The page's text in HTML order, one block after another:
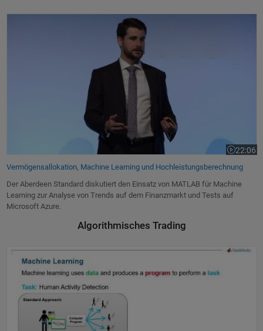
Vermögensallokation, Machine Learning und
22:06
Dauer
Vermögensallokation, Machine Learning und Hochleistungsberechnung
Der Aberdeen Standard diskutiert den Einsatz von MATLAB für Machine
Learning zur Analyse von Trends auf dem Finanzmarkt und Tests auf
Microsoft Azure.
Algorithmisches Trading
E-Book: Machine Learning mit MATLAB